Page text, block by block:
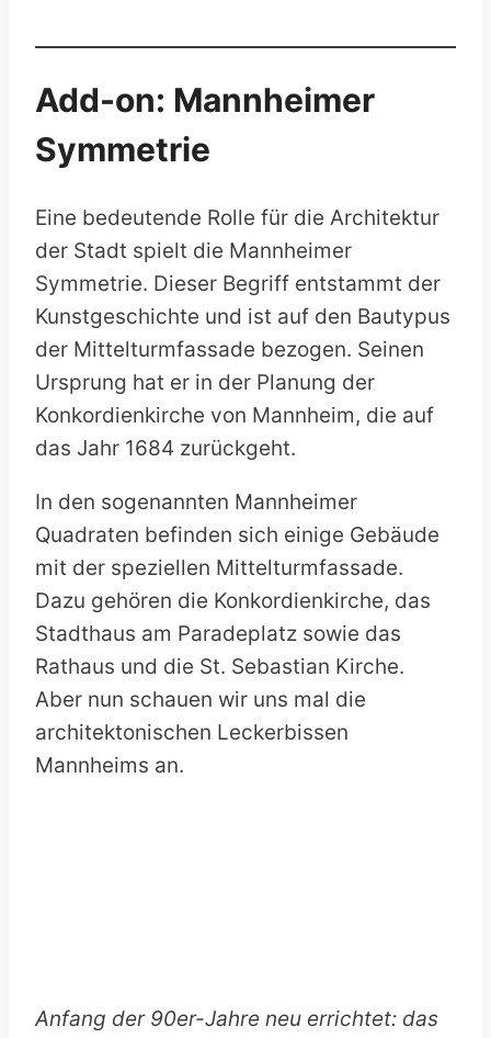
Add-on: Mannheimer
Symmetrie
Eine bedeutende Rolle für die Architektur
der Stadt spielt die Mannheimer
Symmetrie. Dieser Begriff entstammt der
Kunstgeschichte und ist auf den Bautypus
der Mittelturmfassade bezogen. Seinen
Ursprung hat er in der Planung der
Konkordienkirche von Mannheim, die auf
das Jahr 1684 zurückgeht.
In den sogenannten Mannheimer
Quadraten befinden sich einige Gebäude
mit der speziellen Mittelturmfassade.
Dazu gehören die Konkordienkirche, das
Stadthaus am Paradeplatz sowie das
Rathaus und die St. Sebastian Kirche.
Aber nun schauen wir uns mal die
architektonischen Leckerbissen
Mannheims an.
Anfang der 90er-Jahre neu errichtet: das